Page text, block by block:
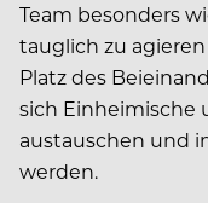
Team besonders
tauglich zu
Platz des
sich Einheimische
austauschen und
werden.